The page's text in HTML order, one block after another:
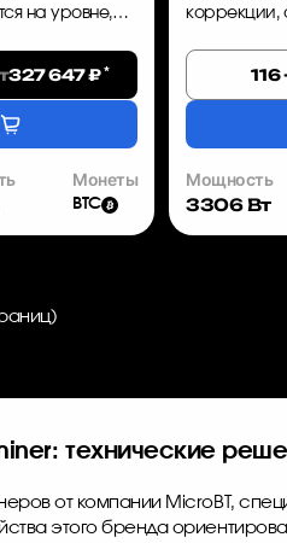
на уровне,
которое...
327 647 ₽ *
Монеты
BTC
коррекции,
ферм.
116
Мощность
3306 Вт
технические
от компании MicroBT,
этого бренда